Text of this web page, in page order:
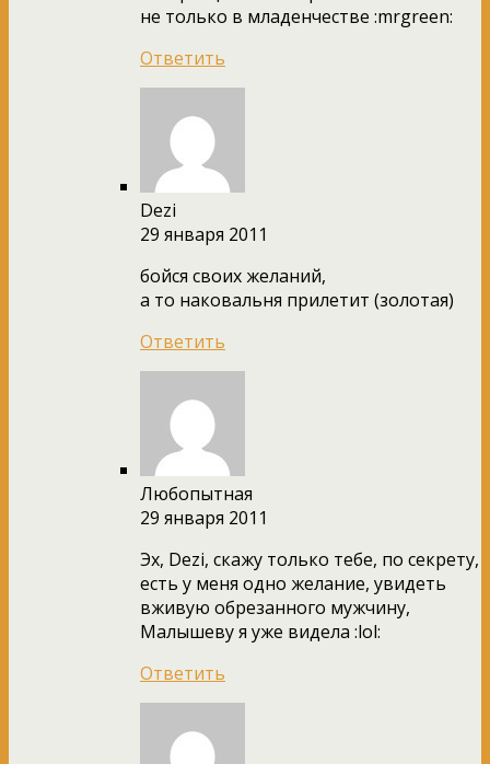
не только в младенчестве :mrgreen:
Ответить
Dezi
29 января 2011
бойся своих желаний,
а то наковальня прилетит (золотая)
Ответить
Любопытная
29 января 2011
Эх, Dezi, скажу только тебе, по секрету,
есть у меня одно желание, увидеть
вживую обрезанного мужчину,
Малышеву я уже видела :lol:
Ответить